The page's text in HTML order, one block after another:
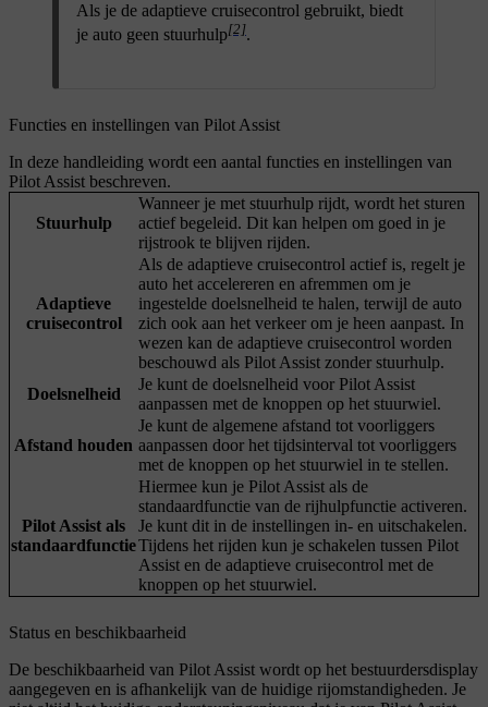
Als je de adaptieve cruisecontrol gebruikt, biedt
je auto geen stuurhulp[2].
Functies en instellingen van Pilot Assist
In deze handleiding wordt een aantal functies en instellingen van
Pilot Assist beschreven.
Stuurhulp
Wanneer je met stuurhulp rijdt, wordt het sturen
actief begeleid. Dit kan helpen om goed in je
rijstrook te blijven rijden.
Adaptieve
cruisecontrol
Als de adaptieve cruisecontrol actief is, regelt je
auto het accelereren en afremmen om je
ingestelde doelsnelheid te halen, terwijl de auto
zich ook aan het verkeer om je heen aanpast. In
wezen kan de adaptieve cruisecontrol worden
beschouwd als Pilot Assist zonder stuurhulp.
Doelsnelheid
Je kunt de doelsnelheid voor Pilot Assist
aanpassen met de knoppen op het stuurwiel.
Afstand houden
Je kunt de algemene afstand tot voorliggers
aanpassen door het tijdsinterval tot voorliggers
met de knoppen op het stuurwiel in te stellen.
Pilot Assist als
standaardfunctie
Hiermee kun je Pilot Assist als de
standaardfunctie van de rijhulpfunctie activeren.
Je kunt dit in de instellingen in- en uitschakelen.
Tijdens het rijden kun je schakelen tussen Pilot
Assist en de adaptieve cruisecontrol met de
knoppen op het stuurwiel.
Status en beschikbaarheid
De beschikbaarheid van Pilot Assist wordt op het bestuurdersdisplay
aangegeven en is afhankelijk van de huidige rijomstandigheden. Je